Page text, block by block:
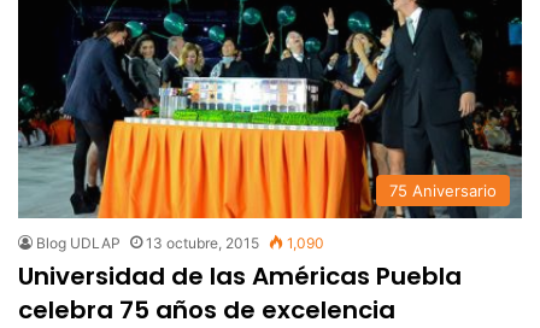
75 Aniversario
Blog UDLAP 13 octubre, 2015 1,090
Universidad de las Américas Puebla
celebra 75 años de excelencia